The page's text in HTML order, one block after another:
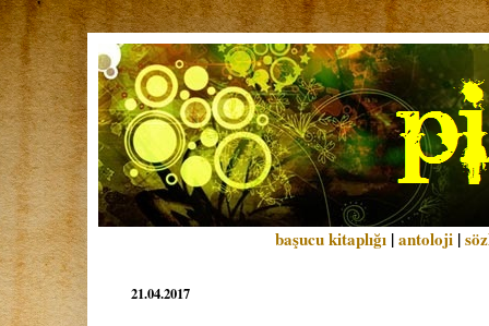
başucu kitaplığı |antoloji |
21.04.2017